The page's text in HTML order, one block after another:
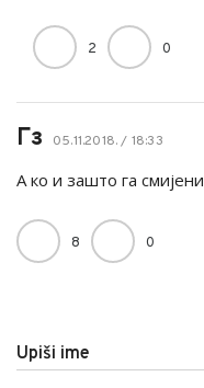
2 0
Гз 05.11.2018. / 18:33
А ко и зашто га
8 0
Upiši ime